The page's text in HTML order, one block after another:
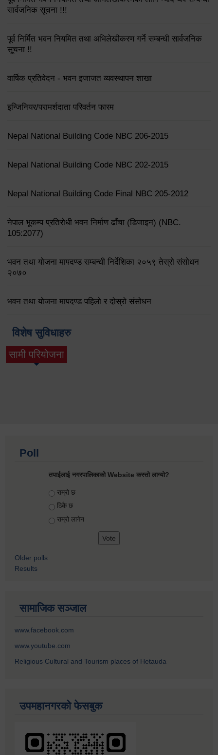
सार्वजनिक सूचना !!!
पूर्व निर्मित भवन नियमित तथा अभिलेखीकरण गर्ने सम्बन्धी सार्वजनिक
सूचना !!
वार्षिक प्रतिवेदन - भवन इजाजत व्यवस्थापन शाखा
इन्जिनियर/परामर्शदाता परिवर्तन फारम
Nepal National Building Code NBC 206-2015
Nepal National Building Code NBC 202-2015
Nepal National Building Code Final NBC 205-2012
नेपाल भूकम्प प्रतिरोधी भवन निर्माण ढाँचा (डिजाइन) (NBC.
105:2077)
भवन तथा योजना मापदण्ड सम्बन्धी निर्देशिका २०५९ तेस्रो संसोधन
२०७०
भवन तथा योजना मापदण्ड पहिलो र दोस्रो संसोधन
विशेष सुविधाहरु
सामी परियोजना
(active tab)
Poll
तपाईलाई नगरपालिकाको Website कस्तो लाग्यो?
Choices
राम्रो छ
ठिकै छ
राम्रो लागेन
Older polls
Results
सामाजिक सञ्जाल
www.facebook.com
www.youtube.com
Religious Cultural and Tourism places of Hetauda
उपमहानगरको फेसबुक